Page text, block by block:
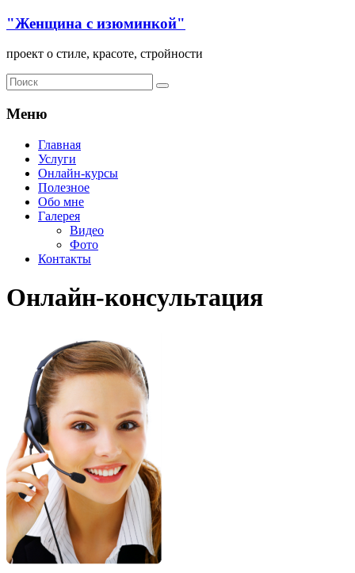
"Женщина с изюминкой"
проект о стиле, красоте, стройности
Меню
Главная
Услуги
Онлайн-курсы
Полезное
Обо мне
Галерея
Видео
Фото
Контакты
Онлайн-консультация